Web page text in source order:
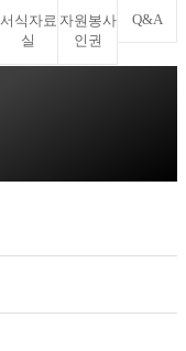
서식자료
실
자원봉사
인권
Q&A